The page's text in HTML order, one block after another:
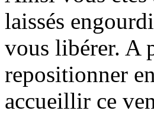
laissés
vous libérer. A
repositionner
accueillir ce